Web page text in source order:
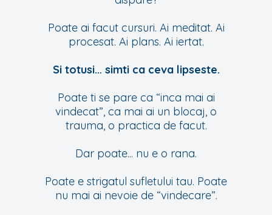
Poate ai facut cursuri. Ai meditat. Ai
procesat. Ai plans. Ai iertat.
Si totusi… simti ca ceva lipseste.
Poate ti se pare ca “inca mai ai
vindecat”, ca mai ai un blocaj, o
trauma, o practica de facut.
Dar poate... nu e o rana.
Poate e strigatul sufletului tau. Poate
nu mai ai nevoie de “vindecare”.